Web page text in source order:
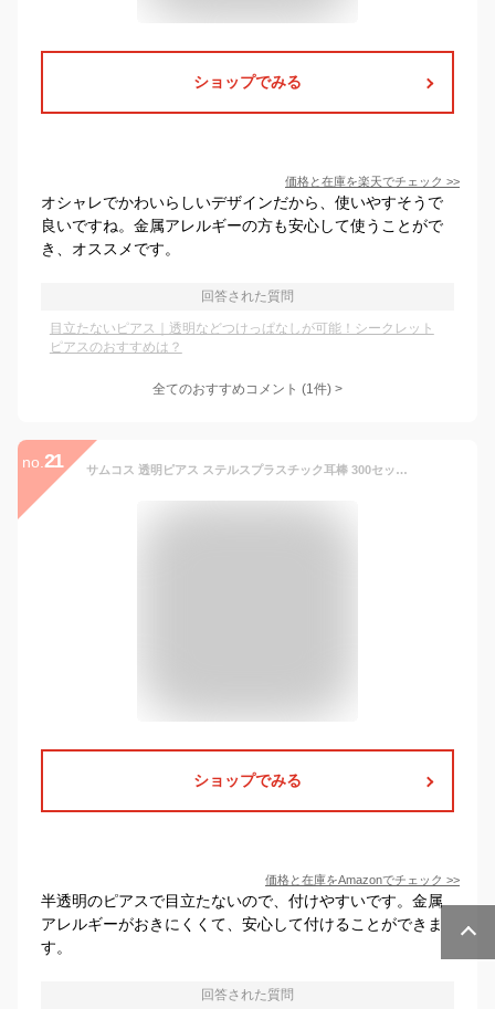
ショップでみる
価格と在庫を楽天でチェック >>
オシャレでかわいらしいデザインだから、使いやすそうで
良いですね。金属アレルギーの方も安心して使うことがで
き、オススメです。
回答された質問
目立たないピアス｜透明などつけっぱなしが可能！シークレット
ピアスのおすすめは？
全てのおすすめコメント (1件) >
no. 21 サムコス 透明ピアス ステルスプラスチック耳棒 300セット ピアスプラグ 目立たない 装着しやすい 外れない 金属アレルギー対応 ピアスホール維持 検査を避ける 学校 仕事
ショップでみる
価格と在庫をAmazonでチェック >>
半透明のピアスで目立たないので、付けやすいです。金属
アレルギーがおきにくくて、安心して付けることができま
す。
回答された質問